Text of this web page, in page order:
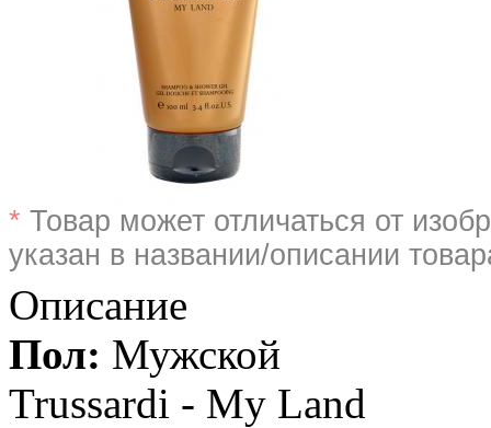
* Товар может отличаться от
указан в названии/описании
Описание
Пол: Мужской
Trussardi - My Land